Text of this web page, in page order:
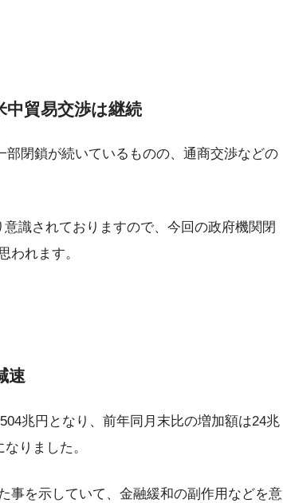
貿易交渉は継続
閉鎖が続いているものの、通商交渉などの
識されておりますので、今回の政府機関閉
われます。
速
兆円となり、前年同月末比の増加額は24兆
りました。
事を示していて、金融緩和の副作用などを意